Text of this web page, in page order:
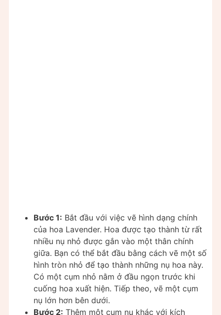
Bước 1: Bắt đầu với việc vẽ hình dạng chính
của hoa Lavender. Hoa được tạo thành từ rất
nhiều nụ nhỏ được gắn vào một thân chính
giữa. Bạn có thể bắt đầu bằng cách vẽ một số
hình tròn nhỏ để tạo thành những nụ hoa này.
Có một cụm nhỏ nằm ở đầu ngọn trước khi
cuống hoa xuất hiện. Tiếp theo, vẽ một cụm
nụ lớn hơn bên dưới.
Bước 2: Thêm một cụm nụ khác với kích